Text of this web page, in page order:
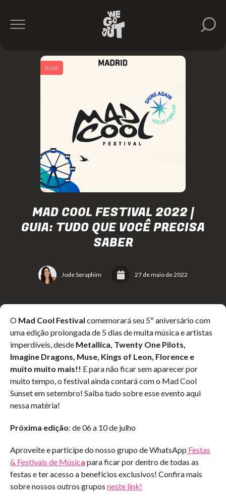
MAD COOL FESTIVAL 2022 |
GUIA: TUDO QUE VOCÊ PRECISA
SABER
Jode Seraphim 27 de maio de 2022
GUIA
O Mad Cool Festival comemorará seu 5º aniversário com
uma edição prolongada de 5 dias de muita música e artistas
imperdíveis, desde Metallica, Twenty One Pilots,
Imagine Dragons, Muse, Kings of Leon, Florence e
muito muito mais!! E para não ficar sem aparecer por
muito tempo, o festival ainda contará com o Mad Cool
Sunset em setembro! Saiba tudo sobre esse evento aqui
nessa matéria!
Próxima edição: de 06 a 10 de julho
Aproveite e participe do nosso grupo de WhatsApp Festas
& Festivais de Música para ficar por dentro de todas as
festas e ter acesso a benefícios exclusivos! Confira mais
sobre nossos outros grupos neste link!